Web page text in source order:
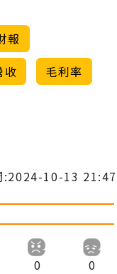
報
收
毛利率
:2024-10-13 21:47
0 0